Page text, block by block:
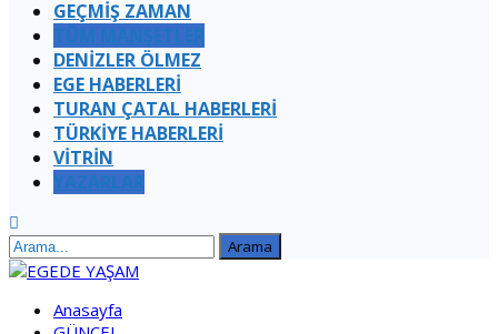
GEÇMİŞ ZAMAN
TÜM MANŞETLER
DENİZLER ÖLMEZ
EGE HABERLERİ
TURAN ÇATAL HABERLERI
TÜRKİYE HABERLERİ
VİTRİN
YAZARLAR
Anasayfa